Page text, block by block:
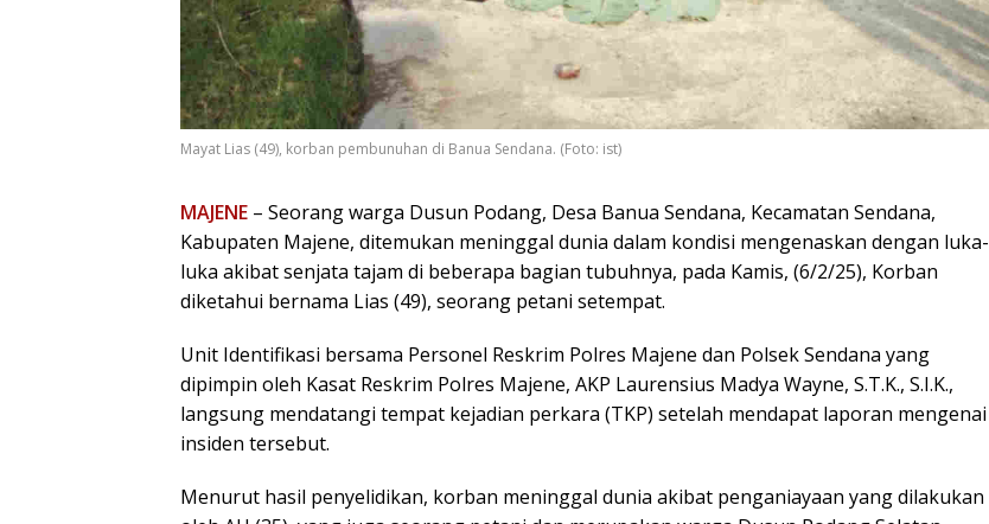
Mayat Lias (49), korban pembunuhan di Banua Sendana. (Foto: ist)
MAJENE – Seorang warga Dusun Podang, Desa Banua Sendana, Kecamatan Sendana,
Kabupaten Majene, ditemukan meninggal dunia dalam kondisi mengenaskan dengan luka-
luka akibat senjata tajam di beberapa bagian tubuhnya, pada Kamis, (6/2/25), Korban
diketahui bernama Lias (49), seorang petani setempat.
Unit Identifikasi bersama Personel Reskrim Polres Majene dan Polsek Sendana yang
dipimpin oleh Kasat Reskrim Polres Majene, AKP Laurensius Madya Wayne, S.T.K., S.I.K.,
langsung mendatangi tempat kejadian perkara (TKP) setelah mendapat laporan mengenai
insiden tersebut.
Menurut hasil penyelidikan, korban meninggal dunia akibat penganiayaan yang dilakukan